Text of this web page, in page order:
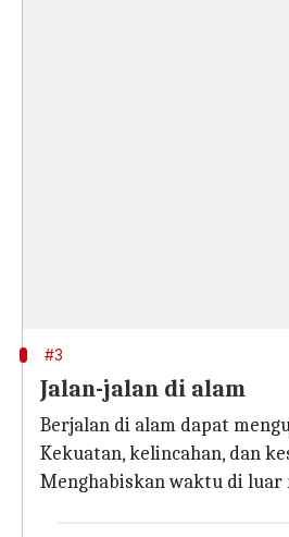
#3
Jalan-jalan di alam
Berjalan di alam dapat
Kekuatan, kelincahan, dan
Menghabiskan waktu di luar